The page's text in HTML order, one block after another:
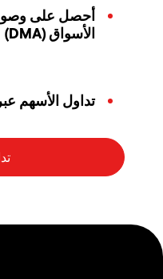
أحصل على
الأسواق (DMA)
تداول الأسهم